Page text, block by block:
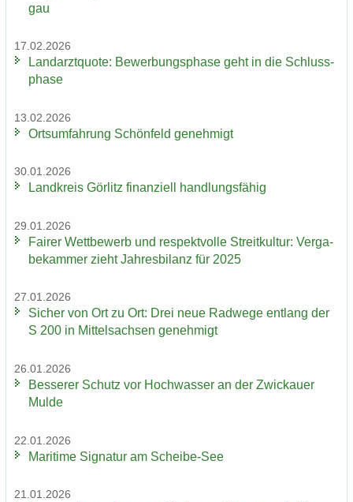
gau
17.02.2026
Land­arzt­quo­te: Be­wer­bungs­pha­se geht in die Schluss­
pha­se
13.02.2026
Orts­um­fah­rung Schön­feld ge­neh­migt
30.01.2026
Land­kreis Gör­litz fi­nan­zi­ell hand­lungs­fä­hig
29.01.2026
Fai­rer Wett­be­werb und re­spekt­vol­le Streit­kul­tur: Ver­ga­
be­kam­mer zieht Jah­res­bi­lanz für 2025
27.01.2026
Si­cher von Ort zu Ort: Drei neue Rad­we­ge ent­lang der
S 200 in Mit­tel­sach­sen ge­neh­migt
26.01.2026
Bes­se­rer Schutz vor Hoch­was­ser an der Zwi­ckau­er
Mulde
22.01.2026
Ma­ri­ti­me Si­gna­tur am Scheibe-​See
21.01.2026